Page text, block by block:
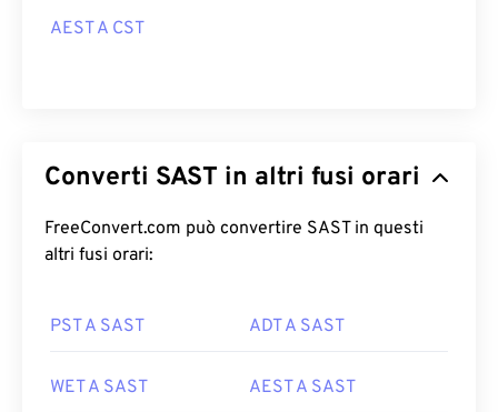
AEST A CST
Converti SAST in altri fusi orari
FreeConvert.com può convertire SAST in questi
altri fusi orari:
PST A SAST ADT A SAST
WET A SAST AEST A SAST